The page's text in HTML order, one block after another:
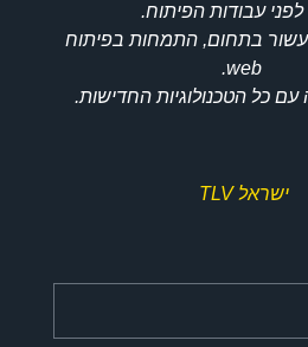
לפני עבודות הפיתוח.
עשור בתחום, התמחות בפיתוח
web.
כל הטכנולוגיות החדישות.
ישראל TLV